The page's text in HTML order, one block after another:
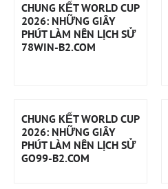
CHUNG KẾT WORLD CUP
2026: NHỮNG GIÂY
PHÚT LÀM NÊN LỊCH SỬ
78WIN-B2.COM
CHUNG KẾT WORLD CUP
2026: NHỮNG GIÂY
PHÚT LÀM NÊN LỊCH SỬ
GO99-B2.COM